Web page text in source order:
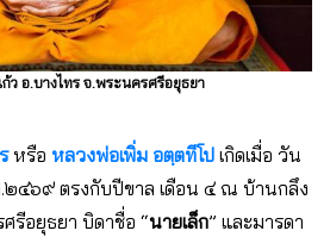
อ.บางไทร จ.พระนครศรีอยุธยา
หรือ หลวงพ่อเพิ่ม อตฺตทีโป เกิดเมื่อ วัน
๒๔๖๙ ตรงกับปีขาล เดือน ๔ ณ บ้านกลึง
รีอยุธยา บิดาชื่อ “นายเล็ก” และมารดา